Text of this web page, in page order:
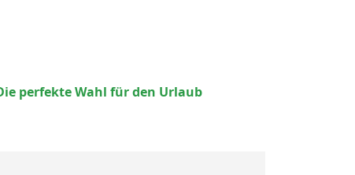
perfekte Wahl für den Urlaub